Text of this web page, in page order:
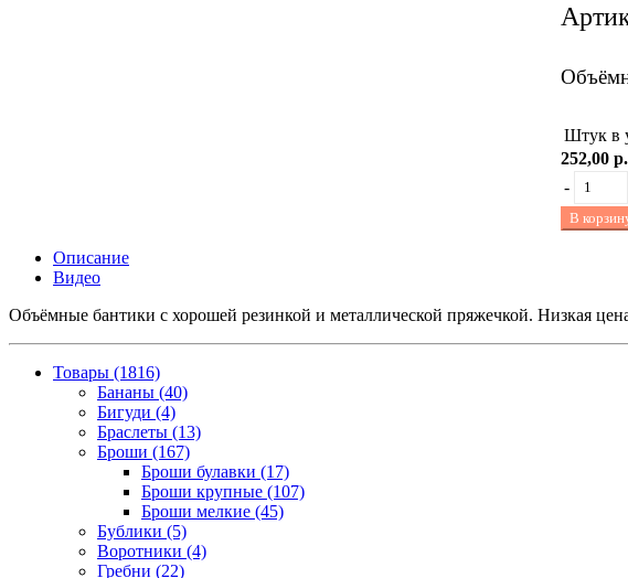
Штук в
252,00 р.
-
В
Описание
Видео
Объёмные бантики с хорошей резинкой и металлической пряжечкой. Низкая
Товары (1816)
Бананы (40)
Бигуди (4)
Браслеты (13)
Броши (167)
Броши булавки (17)
Броши крупные (107)
Броши мелкие (45)
Бублики (5)
Воротники (4)
Гребни (22)